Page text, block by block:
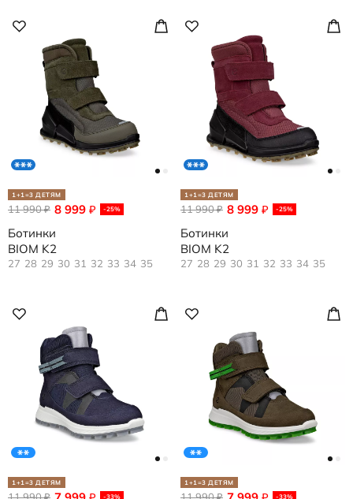
1+1=3 ДЕТЯМ
8 999 ₽ -25%
11 990₽
Ботинки
BIOM K2
27 28 29 30 31 32 33 34 35
1+1=3 ДЕТЯМ
8 999 ₽ -25%
11 990₽
Ботинки
BIOM K2
27 28 29 30 31 32 33 34 35
1+1=3 ДЕТЯМ
-33%
1+1=3 ДЕТЯМ
-33%